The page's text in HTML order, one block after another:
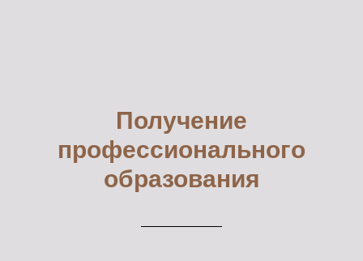
Получение
профессионального
образования